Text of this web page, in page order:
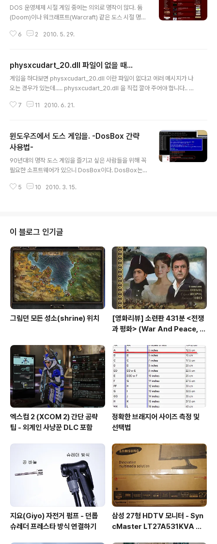
DOS 운영체제 시절 게임 중에는 의외로 명작이 많다. 둠
(Doom)이나 워크래프트(Warcraft) 같은 도스 시절 명작
만들어진 페르시아의 왕자도 그 중의 하나일 듯 하다... 게
은 게임 자체로도 멋진 시나리오를 가지며 재미가 있다고
볼 수 있는 듯하다... 아래 사이트는 도스 게임을 무료로 받
을 수 있는 사이트이다.. 1. http://www.bestoldgames.
을 윈도우즈에서 실행시킬 때는 도스박스(DosBox) 같은
6 2 2010. 5. 29.
physxcudart_20.dll 파일이 없을 때...
게임을 하다보면 physxcudart_20.dll 이란 파일이 없다고 에러 메시지가 나
오는 경우가 있는데..... physxcudart_20.dll 을 직접 깔아 주어야 합니다.. 첨
임 디렉토리에 복사하면 됩니다...
7 11 2010. 6. 21.
윈도우즈에서 도스 게임을. -DosBox 간략
사용법-
90년대의 명작 도스 게임을 즐기고 싶은 사람들을 위해 꼭
필요한 소프트웨어가 있으니 DosBox이다. DosBox는
터이다. 완벽하지는 않지만 왠만한 도스 게임은 실행가능
고 간단히 실행법을 살펴 보겠다. DosBox를 실행시키면
위와 같은 화면이 뜨는데 위에 Set으로 시작되는 세 라인
은 자동으로 시작되는 사운드카드 설정이고, 그 아래 부분
부터는 직접 타이팅을 해주어야 한다. 1. 프람프트 상태에
서 "mount 가상드라이브명 실..
5 10 2010. 3. 15.
이 블로그 인기글
그림던 모든 성소(shrine) 위치
[영화리뷰] 소련판 431분 <전쟁
과 평화> (War And Peace, 1
쟁과 평화>(1956)
엑스컴 2 (XCOM 2) 간단 공략
팁 - 외계인 사냥꾼 DLC 포함
정확한 브래지어 사이즈 측정 및
선택법
지요(Giyo) 자전거 펌프 - 던롭
슈레더 프레스타 방식 연결하기
삼성 27형 HDTV 모니터 - Syn
cMaster LT27A531KVA 사